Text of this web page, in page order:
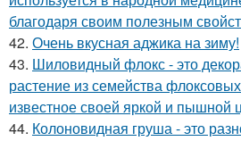
благодаря своим полезным
42. Очень вкусная аджика на зиму!
43. Шиловидный флокс - это
растение из семейства
известное своей яркой и пышной
44. Колоновидная груша - это